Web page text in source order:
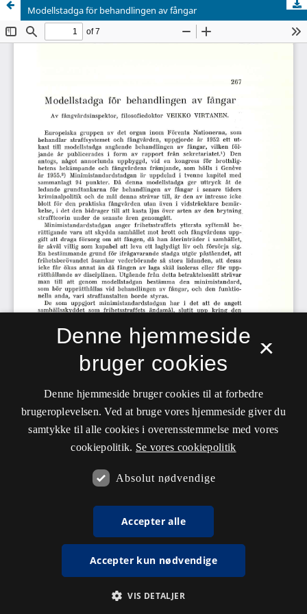
Modellstadga för behandlingen av fångar
×
Denne hjemmeside
bruger cookies
Denne hjemmeside bruger cookies til at forbedre
brugeroplevelsen. Ved at bruge vores hjemmeside giver du
samtykke til alle cookies i overensstemmelse med vores
cookiepolitik. Se vores cookiepolitik
Absolut nødvendige
Accepter alle
Accepter kun nødvendige
VIS DETALJER